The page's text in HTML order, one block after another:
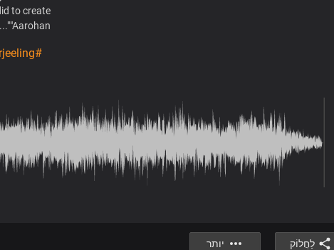
to create
"Aarohan"...
#darjeeling
לַחֲלוֹק יותר